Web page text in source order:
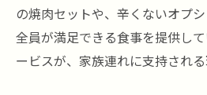
の焼肉セットや、辛くないオプ
全員が満足できる食事を提供し
ービスが、家族連れに支持される